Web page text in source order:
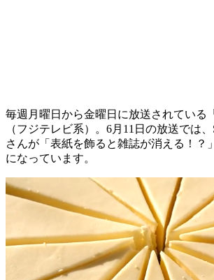
毎週月曜日から金曜日に放送されている
（フジテレビ系）。6月11日の放送では
さんが「表紙を飾ると雑誌が消える！？
になっています。